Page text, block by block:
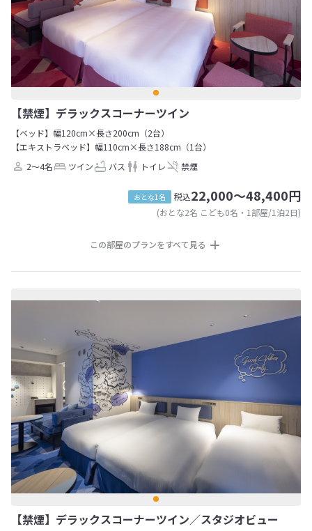
【禁煙】デラックスコーナーツイン
【ベッド】幅120cm×長さ200cm（2台）
【エキストラベッド】幅110cm×長さ188cm（1台）
2～4名
ツイン バス トイレ 禁煙
おとな1名 税込22,000～48,400円
(おとな2名 こども0名・1部屋/1泊2日)
この部屋のプランをすべて見る
【禁煙】デラックスコーナーツイン／スタジオビュー